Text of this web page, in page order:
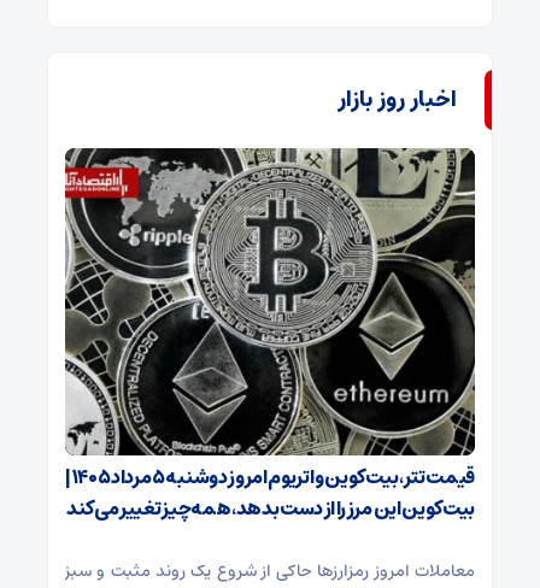
اخبار روز بازار
قیمت تتر، بیت‌کوین و اتریوم امروز دوشنبه ۵ مرداد ۱۴۰۵ |
بیت‌کوین این مرز را از دست بدهد، همه‌چیز تغییر می‌کند
معاملات امروز رمزارز‌ها حاکی از شروع یک روند مثبت و سبز